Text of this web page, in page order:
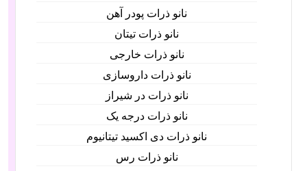
نانو ذرات پودر آهن
نانو ذرات تیتان
نانو ذرات خارجی
نانو ذرات داروسازی
نانو ذرات در شیراز
نانو ذرات درجه یک
نانو ذرات دی اکسید تیتانیوم
نانو ذرات رس